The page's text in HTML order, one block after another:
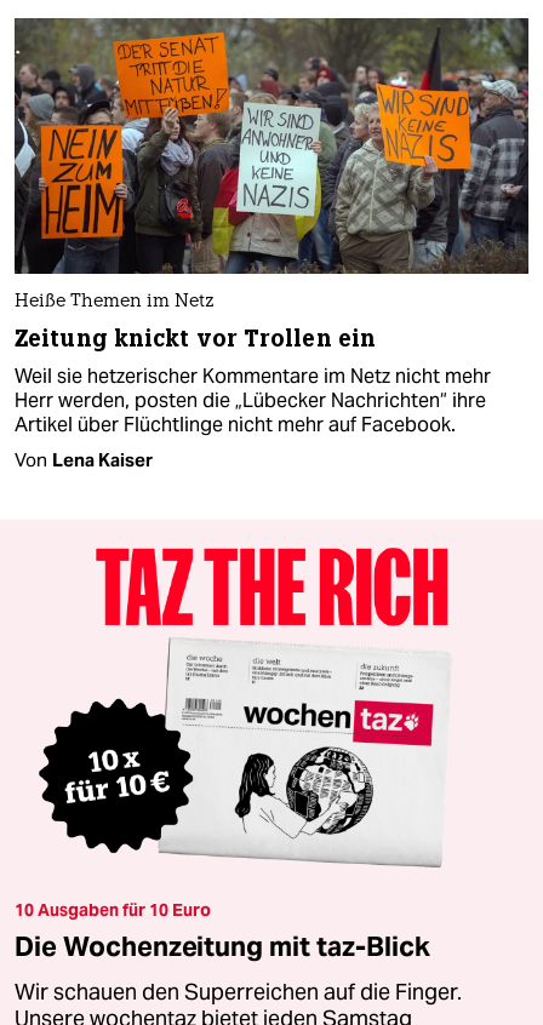
Heiße Themen im Netz
Zeitung knickt vor Trollen ein
Weil sie hetzerischer Kommentare im Netz nicht mehr
Herr werden, posten die „Lübecker Nachrichten“ ihre
Artikel über Flüchtlinge nicht mehr auf Facebook.
Von Lena Kaiser
10 Ausgaben für 10 Euro
Die Wochenzeitung mit taz-Blick
Wir schauen den Superreichen auf die Finger.
Unsere wochentaz bietet jeden Samstag